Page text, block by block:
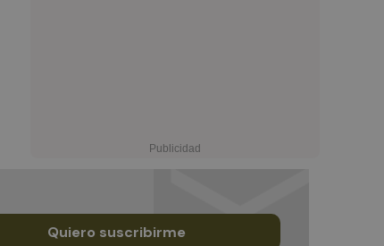
Quiero suscribirme